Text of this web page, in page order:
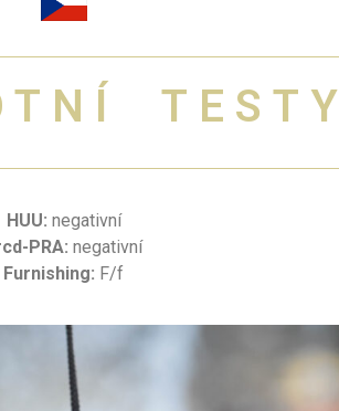
TESTY
HUU: negativní
PRA:negativní
Furnishing: F/f